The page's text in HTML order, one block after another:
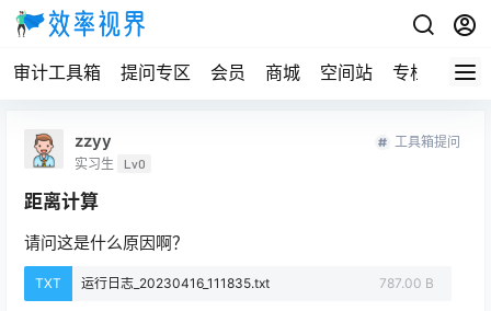
审计工具箱 提问专区 会员 商城 空间站 专栏
zzyy
实习生 Lv0
工具箱提问
距离计算
请问这是什么原因啊？
TXT 运行日志_20230416_111835.txt 787.00 B